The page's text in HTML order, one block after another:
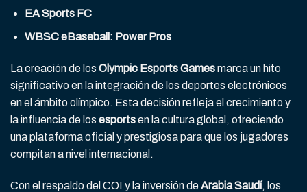
EA Sports FC
WBSC eBaseball: Power Pros
La creación de los Olympic Esports Gamesmarca un hito
significativo en la integración de los deportes electrónicos
en el ámbito olímpico. Esta decisión refleja el crecimiento y
la influencia de los esportsen la cultura global, ofreciendo
una plataforma oficial y prestigiosa para que los jugadores
compitan a nivel internacional.
Con el respaldo del COI y la inversión deArabia Saudí, los